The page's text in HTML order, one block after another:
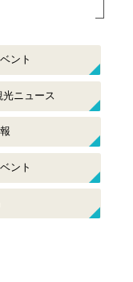
ント
ニュース
ント